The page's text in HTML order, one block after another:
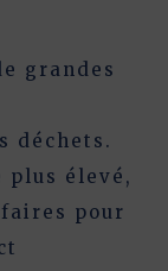
grandes
déchets.
plus élevé,
pour